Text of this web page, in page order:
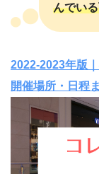
んでい
2022-2023年版
開催場所・日程